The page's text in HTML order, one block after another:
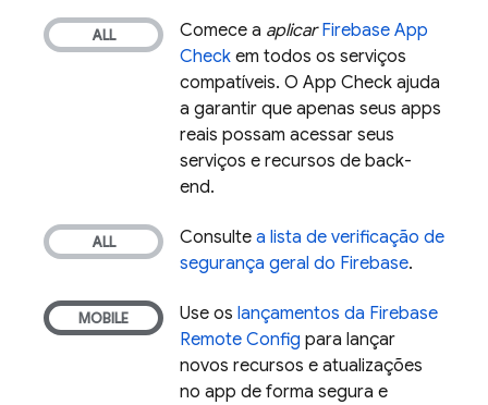
Comece a aplicar Firebase App
Check em todos os serviços
compatíveis. O App Check ajuda
a garantir que apenas seus apps
reais possam acessar seus
serviços e recursos de back-
end.
Consulte a lista de verificação de
segurança geral do Firebase.
Use os lançamentos da Firebase
Remote Config para lançar
novos recursos e atualizações
no app de forma segura e